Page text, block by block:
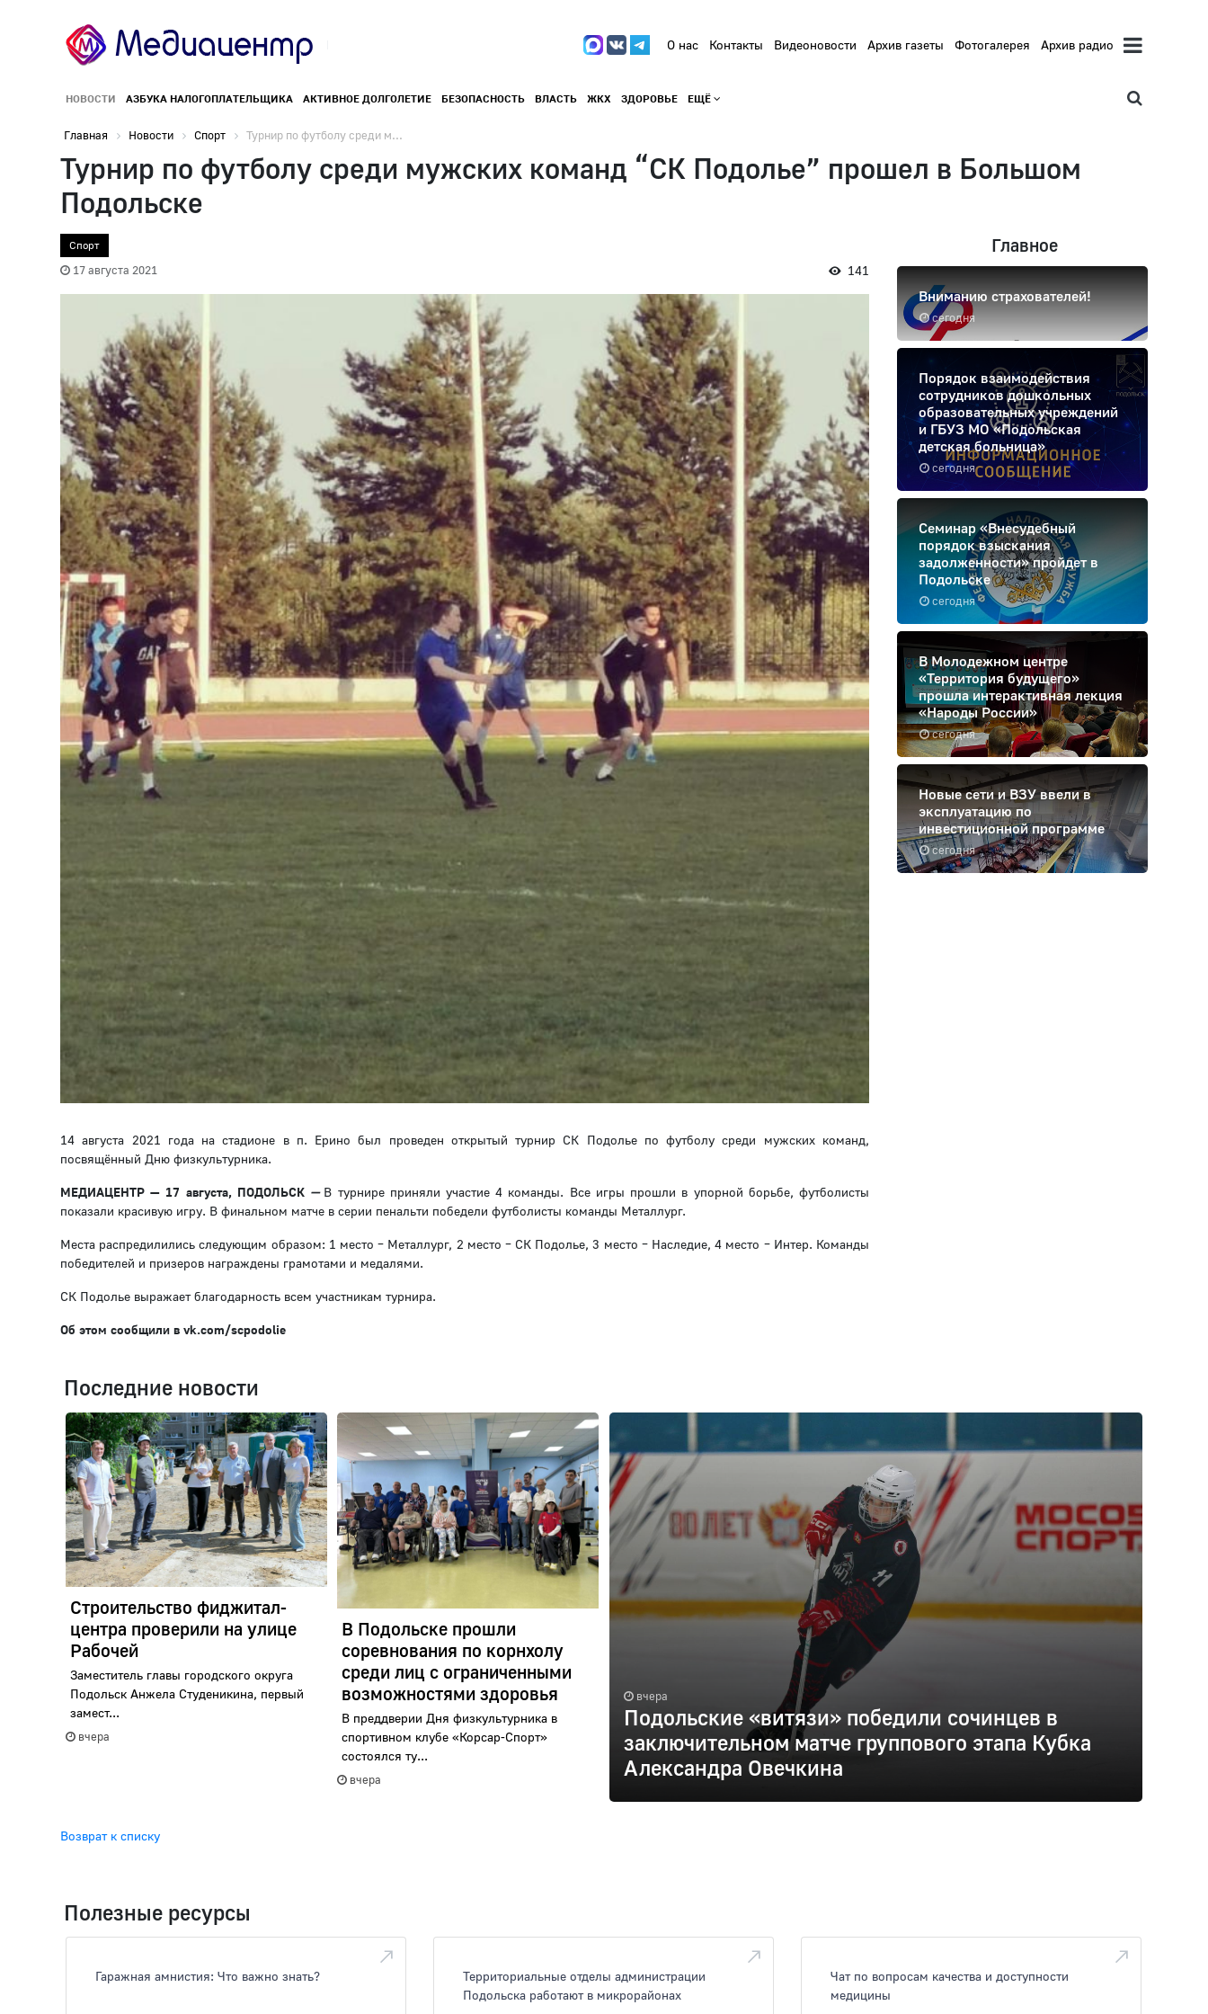
О нас Контакты Видеоновости Архив газеты Фотогалерея Архив радио
НОВОСТИ АЗБУКА НАЛОГОПЛАТЕЛЬЩИКА АКТИВНОЕ ДОЛГОЛЕТИЕ БЕЗОПАСНОСТЬ ВЛАСТЬ ЖКХ ЗДОРОВЬЕ ЕЩЁ
Главная Новости Спорт Турнир по футболу среди м...
Турнир по футболу среди мужских команд “СК Подолье” прошел в Большом
Подольске
Спорт
17 августа 2021 141
14 августа 2021 года на стадионе в п. Ерино был проведен открытый турнир СК Подолье по футболу среди мужских команд,
посвящённый Дню физкультурника.
МЕДИАЦЕНТР — 17 августа, ПОДОЛЬСК — В турнире приняли участие 4 команды. Все игры прошли в упорной борьбе, футболисты
показали красивую игру. В финальном матче в серии пенальти победели футболисты команды Металлург.
Места распредилились следующим образом: 1 место – Металлург, 2 место – СК Подолье, 3 место – Наследие, 4 место – Интер. Команды
победителей и призеров награждены грамотами и медалями.
СК Подолье выражает благодарность всем участникам турнира.
Об этом сообщили в vk.com/scpodolie
Главное
сегодня
Вниманию страхователей!
сегодня
Порядок взаимодействия
сотрудников дошкольных
образовательных учреждений
и ГБУЗ МО «Подольская
детская больница»
сегодня
Семинар «Внесудебный
порядок взыскания
задолженности» пройдет в
Подольске
сегодня
В Молодежном центре
«Территория будущего»
прошла интерактивная лекция
«Народы России»
сегодня
Новые сети и ВЗУ ввели в
эксплуатацию по
инвестиционной программе
Последние новости
Строительство фиджитал-
центра проверили на улице
Рабочей
Заместитель главы городского округа
Подольск Анжела Студеникина, первый
замест...
вчера
В Подольске прошли
соревнования по корнхолу
среди лиц с ограниченными
возможностями здоровья
В преддверии Дня физкультурника в
спортивном клубе «Корсар-Спорт»
состоялся ту...
вчера
вчера
Подольские «витязи» победили сочинцев в
заключительном матче группового этапа Кубка
Александра Овечкина
Возврат к списку
Полезные ресурсы
Гаражная амнистия: Что важно знать?
Территориальные отделы администрации
Подольска работают в микрорайонах
Чат по вопросам качества и доступности
медицины